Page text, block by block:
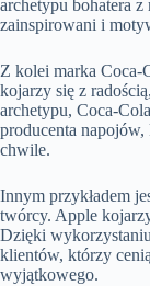
archetypu bohatera
zainspirowani i
Z kolei marka
kojarzy się z
archetypu, Coca-
producenta
chwile.
Innym przykładem
twórcy. Apple
Dzięki
klientów, którzy
wyjątkowego.